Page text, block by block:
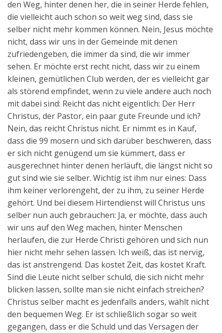
den Weg, hinter denen her, die in seiner Herde fehlen,
die vielleicht auch schon so weit weg sind, dass sie
selber nicht mehr kommen können. Nein, Jesus möchte
nicht, dass wir uns in der Gemeinde mit denen
zufriedengeben, die immer da sind, die wir immer
sehen. Er möchte erst recht nicht, dass wir zu einem
kleinen, gemütlichen Club werden, der es vielleicht gar
als störend empfindet, wenn zu viele andere auch noch
mit dabei sind: Reicht das nicht eigentlich: Der Herr
Christus, der Pastor, ein paar gute Freunde und ich?
Nein, das reicht Christus nicht. Er nimmt es in Kauf,
dass die 99 mosern und sich darüber beschweren, dass
er sich nicht genügend um sie kümmert, dass er
ausgerechnet hinter denen herläuft, die längst nicht so
gut sind wie sie selber. Wichtig ist ihm nur eines: Dass
ihm keiner verlorengeht, der zu ihm, zu seiner Herde
gehört. Und bei diesem Hirtendienst will Christus uns
selber nun auch gebrauchen: Ja, er möchte, dass auch
wir uns auf den Weg machen, hinter Menschen
herlaufen, die zur Herde Christi gehören und sich nun
hier nicht mehr sehen lassen. Ich weiß, das ist nervig,
das ist anstrengend. Das kostet Zeit, das kostet Kraft.
Sind die Leute nicht selber schuld, die sich nicht mehr
blicken lassen, sollte man sie nicht einfach streichen?
Christus selber macht es jedenfalls anders, wählt nicht
den bequemen Weg. Er ist schließlich sogar so weit
gegangen, dass er die Schuld und das Versagen der